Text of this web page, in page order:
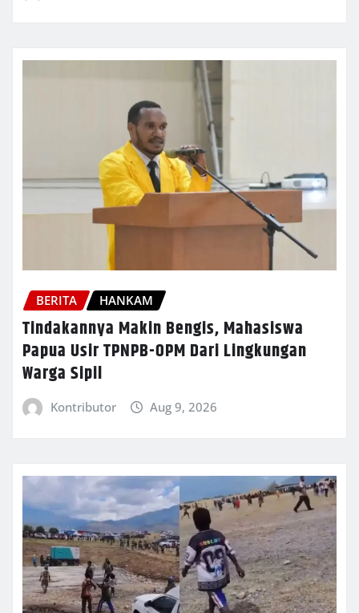
BERITA HANKAM
Tindakannya Makin Bengis, Mahasiswa
Papua Usir TPNPB-OPM Dari Lingkungan
Warga Sipil
Kontributor Aug 9, 2026